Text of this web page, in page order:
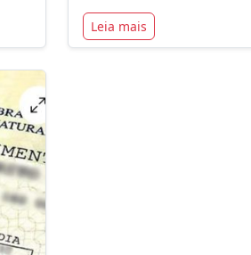
Leia mais